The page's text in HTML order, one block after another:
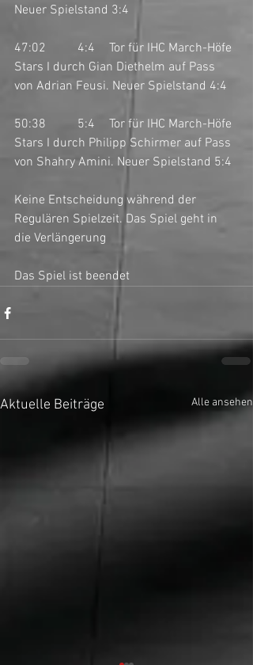
Neuer Spielstand 3:4
47:02	4:4	Tor für IHC March-Höfe
Stars I durch Gian Diethelm auf Pass
von Adrian Feusi. Neuer Spielstand 4:4
50:38	5:4	Tor für IHC March-Höfe
Stars I durch Philipp Schirmer auf Pass
von Shahry Amini. Neuer Spielstand 5:4
Keine Entscheidung während der
Regulären Spielzeit. Das Spiel geht in
die Verlängerung
Das Spiel ist beendet
Aktuelle Beiträge Alle ansehen